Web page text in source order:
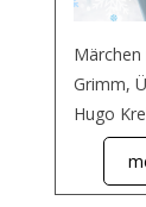
Grimm,
Hugo